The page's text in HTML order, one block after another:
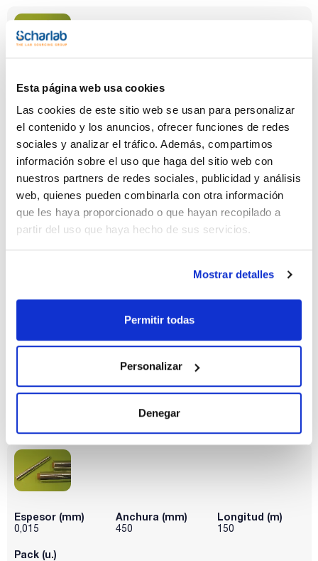
Esta página web usa cookies
Las cookies de este sitio web se usan para personalizar
el contenido y los anuncios, ofrecer funciones de redes
sociales y analizar el tráfico. Además, compartimos
información sobre el uso que haga del sitio web con
nuestros partners de redes sociales, publicidad y análisis
web, quienes pueden combinarla con otra información
que les haya proporcionado o que hayan recopilado a
partir del uso que haya hecho de sus servicios.
Mostrar detalles
Permitir todas
Personalizar
Denegar
Espesor (mm)
0,015
Anchura (mm)
300
1
Referencia
0000060100
Envase
x u.
Precio
Comprar
Disponibilidad
Ver stock
Espesor (mm) Anchura (mm) Longitud (m)
Pack (u.)
1
064-040300
Envase
x u.
Comprar
Espesor (mm)
0,015
Anchura (mm)
450
Longitud (m)
150
Pack (u.)